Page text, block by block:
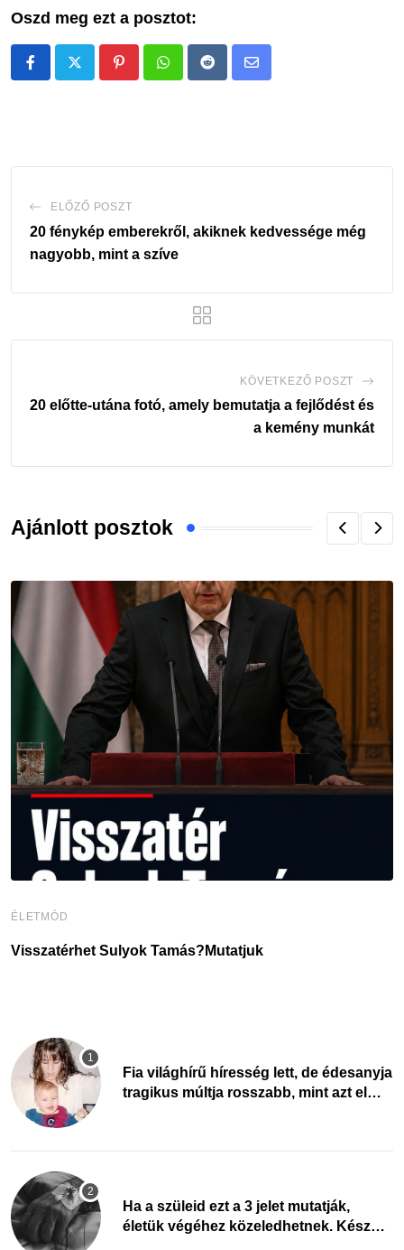
Oszd meg ezt a posztot:
PinterestWhatsappRedditShare
ELŐZŐ POSZT
20 fénykép emberekről, akiknek kedvessége még
nagyobb, mint a szíve
KÖVETKEZŐ POSZT
20 előtte-utána fotó, amely bemutatja a fejlődést és
a kemény munkát
Ajánlott posztok
ÉLETMÓD
Visszatérhet Sulyok Tamás?Mutatjuk
Fia világhírű híresség lett, de édesanyja
tragikus múltja rosszabb, mint azt el
Ha a szüleid ezt a 3 jelet mutatják,
életük végéhez közeledhetnek. Készülj